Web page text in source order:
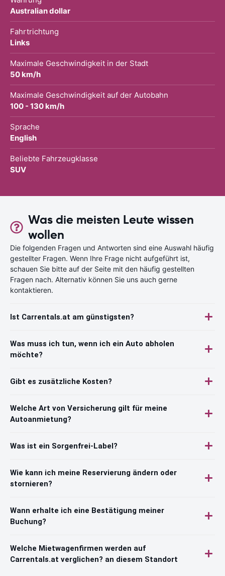
Australian dollar
Fahrtrichtung
Links
Maximale Geschwindigkeit in der Stadt
50 km/h
Maximale Geschwindigkeit auf der Autobahn
100 - 130 km/h
Sprache
English
Beliebte Fahrzeugklasse
SUV
Was die meisten Leute wissen
wollen
Die folgenden Fragen und Antworten sind eine Auswahl häufig
gestellter Fragen. Wenn Ihre Frage nicht aufgeführt ist,
schauen Sie bitte auf der Seite mit den häufig gestellten
Fragen nach. Alternativ können Sie uns auch gerne
kontaktieren.
Ist Carrentals.at am günstigsten?
Was muss ich tun, wenn ich ein Auto abholen
möchte?
Gibt es zusätzliche Kosten?
Welche Art von Versicherung gilt für meine
Autoanmietung?
Was ist ein Sorgenfrei-Label?
Wie kann ich meine Reservierung ändern oder
stornieren?
Wann erhalte ich eine Bestätigung meiner
Buchung?
Welche Mietwagenfirmen werden auf
Carrentals.at verglichen? an diesem Standort